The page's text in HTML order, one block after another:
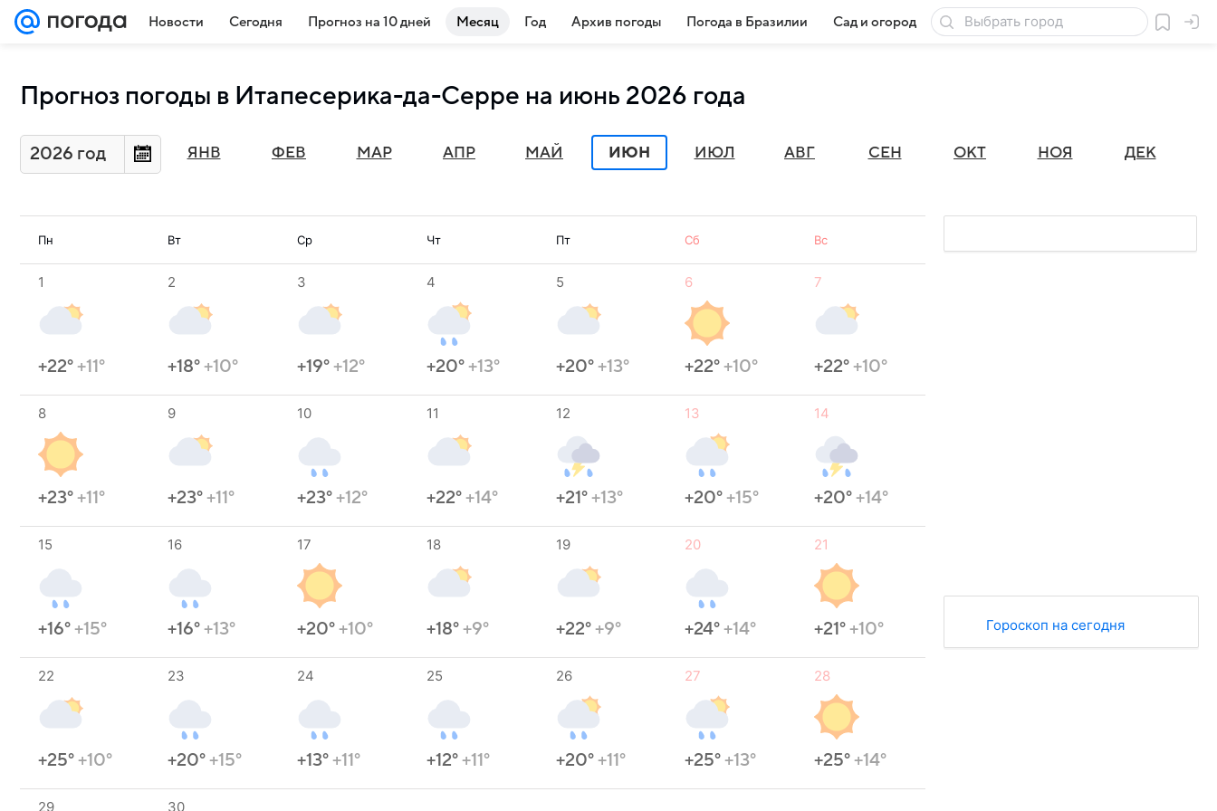
Новости Сегодня Прогноз на 10 дней Месяц Год Архив погоды Погода в Бразилии Сад и огород Товары для дачи
Прогноз погоды в Итапесерика-да-Серре на июнь 2026 года
2026 год ЯНВ ФЕВ МАР АПР МАЙ ИЮН ИЮЛ АВГ СЕН ОКТ НОЯ ДЕК
Пн Вт Ср Чт Пт Сб Вс
1
+22°+11°
2
+18°+10°
3
+19°+12°
4
+20°+13°
5
+20°+13°
6
+22°+10°
7
+22°+10°
8
+23°+11°
9
+23°+11°
10
+23°+12°
11
+22°+14°
12
+21°+13°
13
+20°+15°
14
+20°+14°
15
+16°+15°
16
+16°+13°
17
+20°+10°
18
+18°+9°
19
+22°+9°
20
+24°+14°
21
+21°+10°
22
+25°+10°
23
+20°+15°
24
+13°+11°
25
+12°+11°
26
+20°+11°
27
+25°+13°
28
+25°+14°
29 30
Гороскоп на сегодня